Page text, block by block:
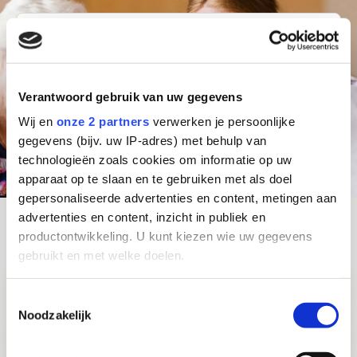
Verantwoord gebruik van uw gegevens
Wij en onze 2 partners verwerken je persoonlijke
gegevens (bijv. uw IP-adres) met behulp van
technologieën zoals cookies om informatie op uw
apparaat op te slaan en te gebruiken met als doel
gepersonaliseerde advertenties en content, metingen aan
advertenties en content, inzicht in publiek en
productontwikkeling. U kunt kiezen wie uw gegevens
gebruikt en met welke doelen.
Informatie verzamelen over uw geografische
Uw apparaat identificeren door het actief te
Noodzakelijk
Waar ben je naar op zoek?
Stad of postcode
Zoeken
Alle vacatures
Direct door naar:
Bekijk
over